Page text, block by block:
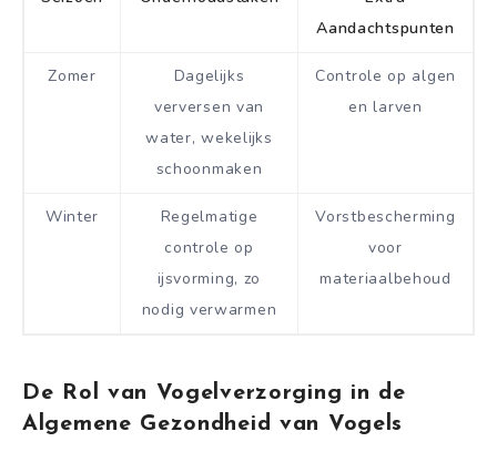
Aandachtspunten
Zomer
Dagelijks
verversen van
water, wekelijks
schoonmaken
Controle op algen
en larven
Winter
Regelmatige
controle op
ijsvorming, zo
nodig verwarmen
Vorstbescherming
voor
materiaalbehoud
De Rol van Vogelverzorging in de
Algemene Gezondheid van Vogels